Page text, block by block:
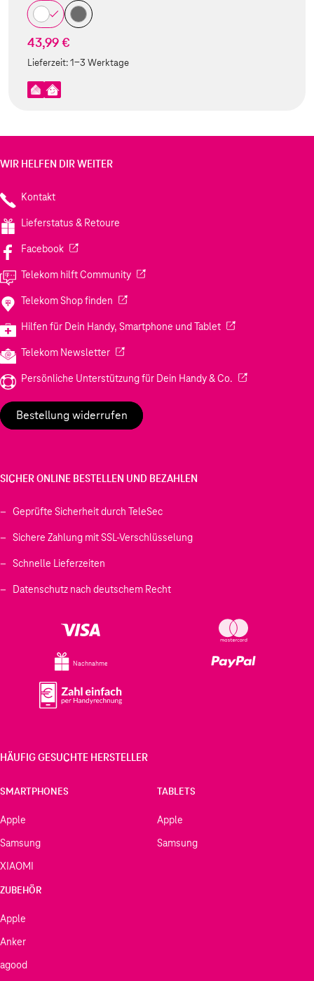
43,99 €
Lieferzeit:1-3 Werktage
WIR HELFEN DIR WEITER
Kontakt
Lieferstatus & Retoure
Facebook(Wird in einem neuen Tab geöffnet)
Telekom hilft Community(Wird in einem neuen Tab geöffnet)
Telekom Shop finden (Wird in einem neuen Tab geöffnet)
Hilfen für Dein Handy, Smartphone und Tablet(Wird in einem
Telekom Newsletter(Wird in einem neuen Tab geöffnet)
Persönliche Unterstützung für Dein Handy & Co. (Wird in einem
Bestellung widerrufen
SICHER ONLINE BESTELLEN UND BEZAHLEN
Geprüfte Sicherheit durch TeleSec
Sichere Zahlung mit SSL-Verschlüsselung
Schnelle Lieferzeiten
Datenschutz nach deutschem Recht
Nachnahme
HÄUFIG GESUCHTE HERSTELLER
SMARTPHONES
Apple
Samsung
XIAOMI
TABLETS
Apple
Samsung
ZUBEHÖR
Apple
Anker
agood